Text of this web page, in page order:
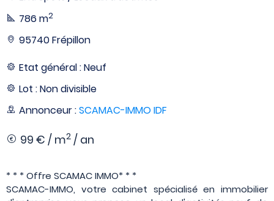
786 m2
95740 Frépillon
Etat général : Neuf
Lot : Non divisible
Annonceur :SCAMAC-IMMO IDF
99 € / m2 / an
* * * Offre SCAMAC IMMO* * *
SCAMAC-IMMO, votre cabinet spécialisé en immobilier